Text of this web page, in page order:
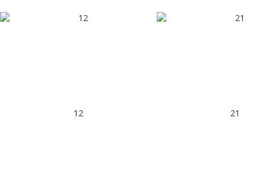
12 21